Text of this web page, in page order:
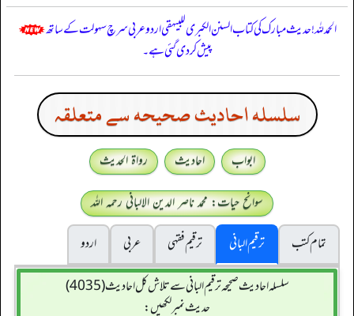
الحمدللہ! حدیث مبارک کی کتاب السنن الكبرى للبيهقي اردو عربی سرچ سہولت کے ساتھ
پیش کر دی گئی ہے۔
سلسله احاديث صحيحه سے متعلقہ
ابواب احادیث
رواۃ الحدیث
سوانح حیات: محمد ناصر الدین الالبانی رحمہ اللہ
تمام کتب
ترقیم البانی ترقيم فقہی عربی
اردو
سلسله احاديث صحيحه ترقیم البانی سے تلاش کل احادیث (4035)
حدیث نمبر لکھیں: